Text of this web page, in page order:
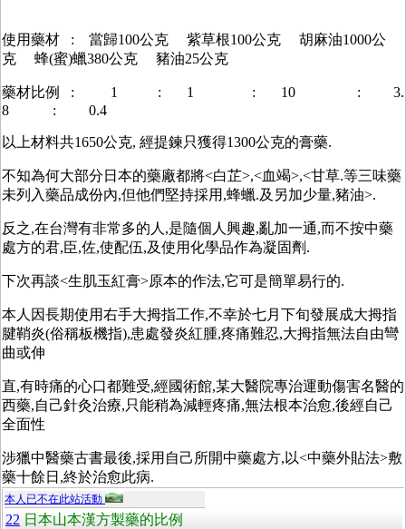
使用藥材 : 當歸100公克 紫草根100公克 胡麻油1000公
克 蜂(蜜)蠟380公克 豬油25公克
藥材比例 : 1 : 1 : 10 : 3.
8 : 0.4
以上材料共1650公克, 經提鍊只獲得1300公克的膏藥.
不知為何大部分日本的藥廠都將<白芷>,<血竭>,<甘草.等三味藥
未列入藥品成份內,但他們堅持採用,蜂蠟.及另加少量,豬油>.
反之,在台灣有非常多的人,是隨個人興趣,亂加一通,而不按中藥
處方的君,臣,佐,使配伍,及使用化學品作為凝固劑.
下次再談<生肌玉紅膏>原本的作法,它可是簡單易行的.
本人因長期使用右手大拇指工作,不幸於七月下旬發展成大拇指
腱鞘炎(俗稱板機指),患處發炎紅腫,疼痛難忍,大拇指無法自由彎
曲或伸
直,有時痛的心口都難受,經國術館,某大醫院專治運動傷害名醫的
西藥,自己針灸治療,只能稍為減輕疼痛,無法根本治愈,後經自己
全面性
涉獵中醫藥古書最後,採用自己所開中藥處方,以<中藥外貼法>敷
藥十餘日,終於治愈此病.
本人已不在此站活動
22 日本山本漢方製藥的比例